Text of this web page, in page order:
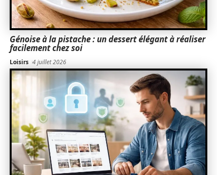
Génoise à la pistache : un dessert élégant à réaliser
facilement chez soi
Loisirs 4 juillet 2026